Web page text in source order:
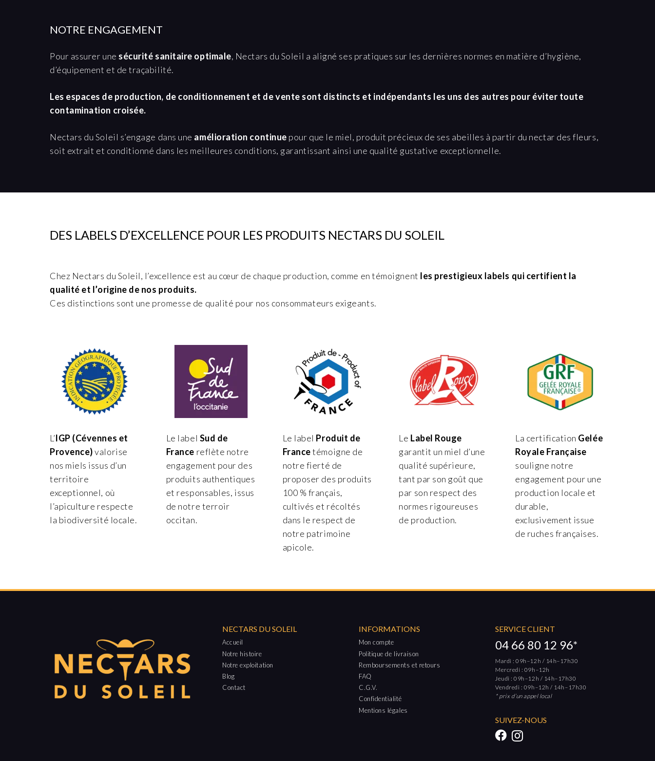
NOTRE ENGAGEMENT
Pour assurer une sécurité sanitaire optimale, Nectars du Soleil a aligné ses pratiques sur les dernières normes en matière d’hygiène,
d’équipement et de traçabilité.
Les espaces de production, de conditionnement et de vente sont distincts et indépendants les uns des autres pour éviter toute
contamination croisée.
Nectars du Soleil s’engage dans une amélioration continue pour que le miel, produit précieux de ses abeilles à partir du nectar des fleurs,
soit extrait et conditionné dans les meilleures conditions, garantissant ainsi une qualité gustative exceptionnelle.
DES LABELS D’EXCELLENCE POUR LES PRODUITS NECTARS DU SOLEIL
Chez Nectars du Soleil, l’excellence est au cœur de chaque production, comme en témoignent les prestigieux labels qui certifient la
qualité et l’origine de nos produits.
Ces distinctions sont une promesse de qualité pour nos consommateurs exigeants.
L’IGP (Cévennes et
Provence)valorise
nos miels issus d’un
territoire
exceptionnel, où
l’apiculture respecte
la biodiversité locale.
Le label Sud de
France reflète notre
engagement pour des
produits authentiques
et responsables, issus
de notre terroir
occitan.
Le label Produit de
Francetémoigne de
notre fierté de
proposer des produits
100 % français,
cultivés et récoltés
dans le respect de
notre patrimoine
apicole.
Le Label Rouge
garantit un miel d’une
qualité supérieure,
tant par son goût que
par son respect des
normes rigoureuses
de production.
La certification Gelée
Royale Française
souligne notre
engagement pour une
production locale et
durable,
exclusivement issue
de ruches françaises.
NECTARS DU SOLEIL
Accueil
Notre histoire
Notre exploitation
Blog
Contact
INFORMATIONS
Mon compte
Politique de livraison
Remboursements et retours
FAQ
C.G.V.
Confidentialité
Mentions légales
SERVICE CLIENT
04 66 80 12 96*
Mardi : 09h–12h / 14h–17h30
Mercredi : 09h–12h
Jeudi : 09h–12h / 14h–17h30
Vendredi : 09h–12h / 14h–17h30
* prix d’un appel local
SUIVEZ-NOUS